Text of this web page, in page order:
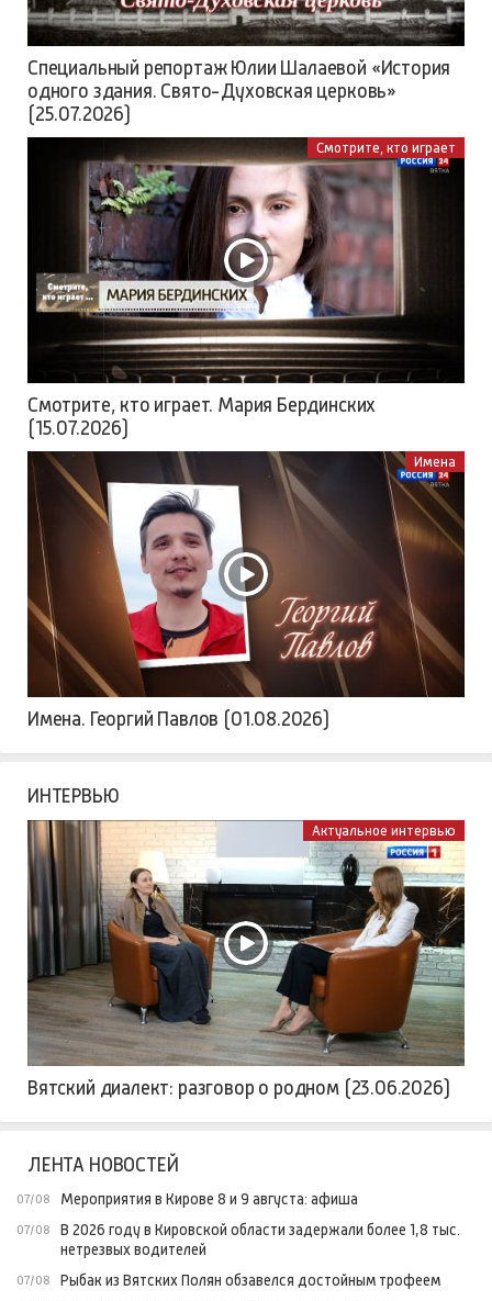
Специальный репортаж Юлии Шалаевой «История
одного здания. Свято-Духовская церковь»
(25.07.2026)
Смотрите, кто играет
Смотрите, кто играет. Мария Бердинских
(15.07.2026)
Имена
Имена. Георгий Павлов (01.08.2026)
ИНТЕРВЬЮ
Актуальное интервью
Вятский диалект: разговор о родном (23.06.2026)
ЛЕНТА НОВОСТЕЙ
07/08 Мероприятия в Кирове 8 и 9 августа: афиша
07/08
В 2026 году в Кировской области задержали более 1,8 тыс.
нетрезвых водителей
07/08 Рыбак из Вятских Полян обзавелся достойным трофеем